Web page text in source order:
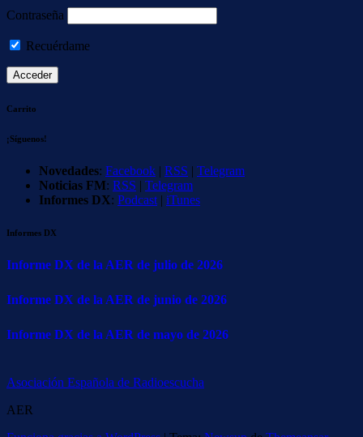
Contraseña
Recuérdame
Carrito
¡Síguenos!
Novedades: Facebook | RSS | Telegram
Noticias FM: RSS | Telegram
Informes DX: Podcast | iTunes
Informes DX
Informe DX de la AER de julio de 2026
Informe DX de la AER de junio de 2026
Informe DX de la AER de mayo de 2026
Asociación Española de Radioescucha
AER